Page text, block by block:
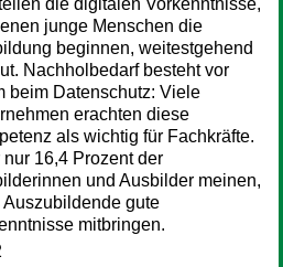
die digitalen Vorkenntnisse,
junge Menschen die
beginnen, weitestgehend
Nachholbedarf besteht vor
beim Datenschutz: Viele
erachten diese
als wichtig für Fachkräfte.
nur 16,4 Prozent der
und Ausbilder meinen,
Auszubildende gute
mitbringen.